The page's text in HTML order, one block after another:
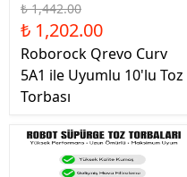
₺ 1,442.00
₺ 1,202.00
Roborock Qrevo Curv
5A1 ile Uyumlu 10'lu Toz
Torbası